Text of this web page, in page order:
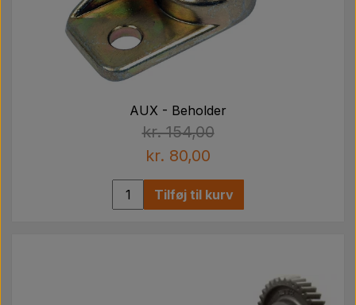
AUX - Beholder
kr. 154,00
kr. 80,00
Tilføj til kurv